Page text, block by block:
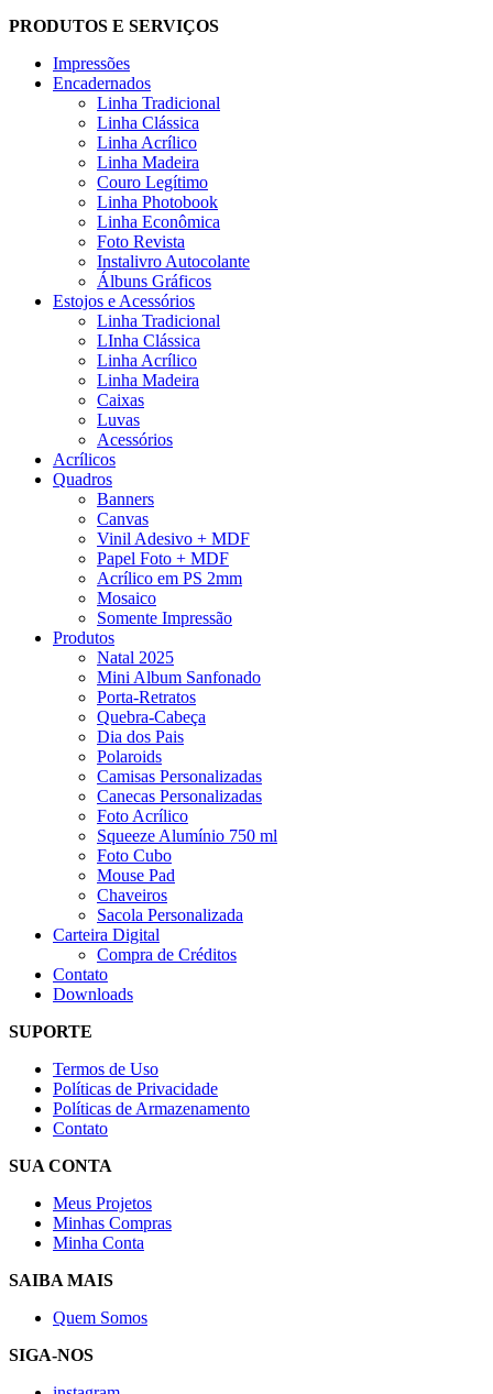
PRODUTOS E SERVIÇOS
Impressões
Encadernados
Linha Tradicional
Linha Clássica
Linha Acrílico
Linha Madeira
Couro Legítimo
Linha Photobook
Linha Econômica
Foto Revista
Instalivro Autocolante
Álbuns Gráficos
Estojos e Acessórios
Linha Tradicional
LInha Clássica
Linha Acrílico
Linha Madeira
Caixas
Luvas
Acessórios
Acrílicos
Quadros
Banners
Canvas
Vinil Adesivo + MDF
Papel Foto + MDF
Acrílico em PS 2mm
Mosaico
Somente Impressão
Produtos
Natal 2025
Mini Album Sanfonado
Porta-Retratos
Quebra-Cabeça
Dia dos Pais
Polaroids
Camisas Personalizadas
Canecas Personalizadas
Foto Acrílico
Squeeze Alumínio 750 ml
Foto Cubo
Mouse Pad
Chaveiros
Sacola Personalizada
Carteira Digital
Compra de Créditos
Contato
Downloads
SUPORTE
Termos de Uso
Políticas de Privacidade
Políticas de Armazenamento
Contato
SUA CONTA
Meus Projetos
Minhas Compras
Minha Conta
SAIBA MAIS
Quem Somos
SIGA-NOS